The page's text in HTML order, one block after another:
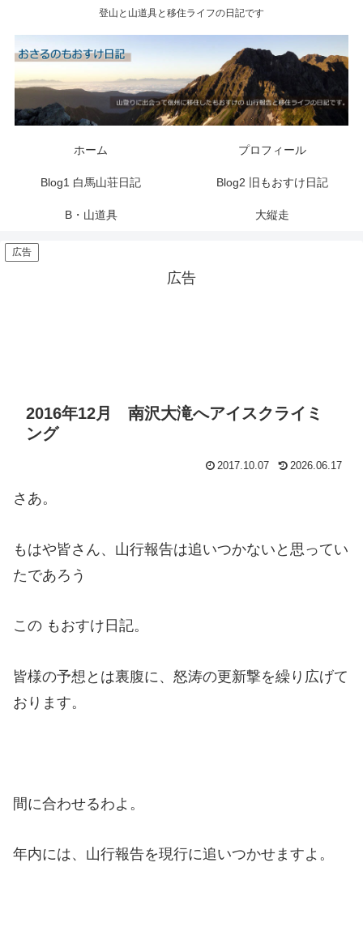
登山と山道具と移住ライフの日記です
ホーム プロフィール
Blog1 白馬山荘日記 Blog2 旧もおすけ日記
B・山道具 大縦走
広告
広告
2016年12月 南沢大滝へアイスクライミ
ング
2017.10.07 2026.06.17
さあ。
もはや皆さん、山行報告は追いつかないと思ってい
たであろう
この もおすけ日記。
皆様の予想とは裏腹に、怒涛の更新撃を繰り広げて
おります。
間に合わせるわよ。
年内には、山行報告を現行に追いつかせますよ。